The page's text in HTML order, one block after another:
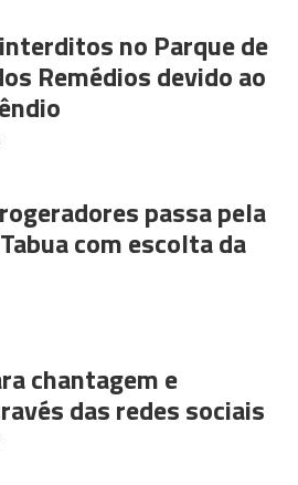
no Parque de
Remédios devido ao
passa pela
com escolta da
chantagem e
das redes sociais